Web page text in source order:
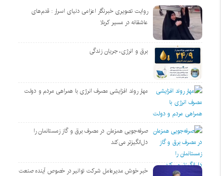
روایت تصویری خبرنگار اعزامی دنیای اسرار : قدم‌های
عاشقانه در مسیر کربلا
برق و انرژی، جریان زندگی
مهار روند افزایشی مصرف انرژی با همراهی مردم و دولت
صرفه‌جویی همزمان در مصرف برق و گاز زمستانمان را
دل‌انگیزتر می‌کند
خبر خوش مدیرعامل شرکت توانیر در خصوص آینده صنعت